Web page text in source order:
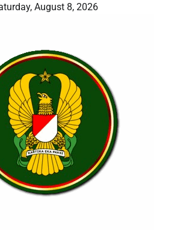
August 8, 2026